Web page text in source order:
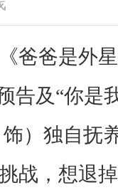
爸爸是外
告及“你是
）独自抚
战，想退